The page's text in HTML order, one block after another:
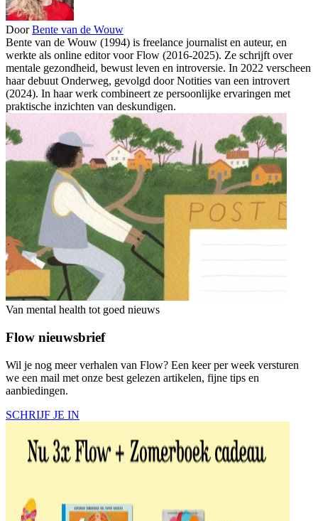
Door Bente van de Wouw
Bente van de Wouw (1994) is freelance journalist en auteur, en
werkte als online editor voor Flow (2016-2025). Ze schrijft over
mentale gezondheid, bewust leven en introversie. In 2022 verscheen
haar debuut Onderweg, gevolgd door Notities van een introvert
(2024). In haar werk combineert ze persoonlijke ervaringen met
praktische inzichten van deskundigen.
Van mental health tot goed nieuws
Flow nieuwsbrief
Wil je nog meer verhalen van Flow? Een keer per week versturen
we een mail met onze best gelezen artikelen, fijne tips en
aanbiedingen.
SCHRIJF JE IN